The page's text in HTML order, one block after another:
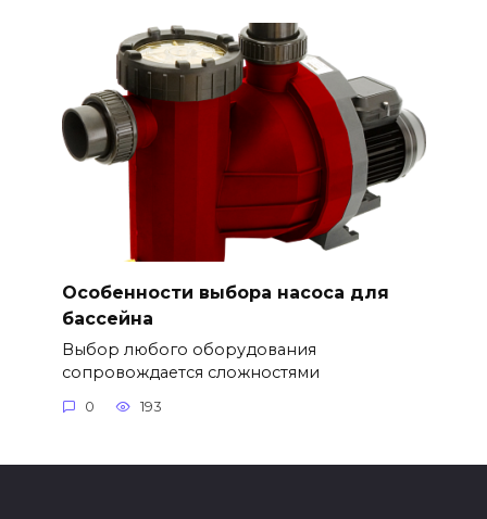
Особенности выбора насоса для
бассейна
Выбор любого оборудования
сопровождается сложностями
0 193